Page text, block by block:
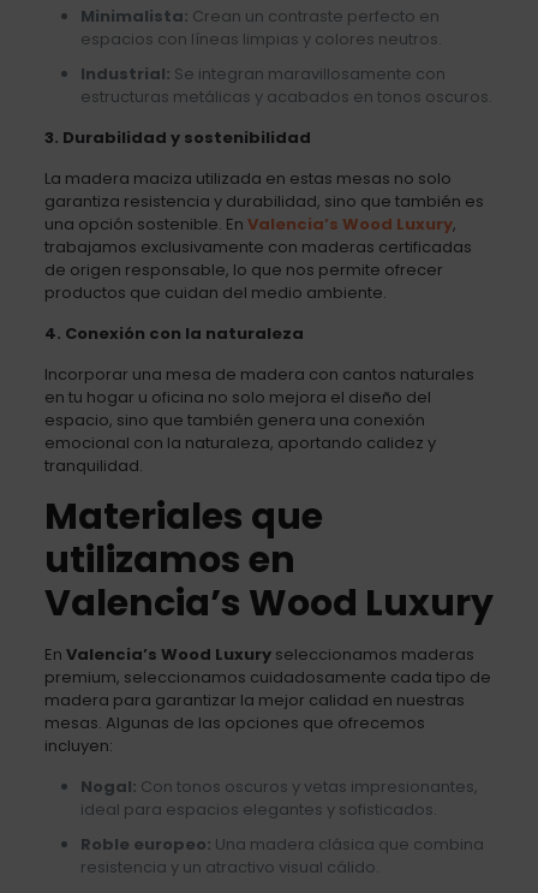
Minimalista: Crean un contraste perfecto en
espacios con líneas limpias y colores neutros.
Industrial: Se integran maravillosamente con
estructuras metálicas y acabados en tonos oscuros.
3. Durabilidad y sostenibilidad
La madera maciza utilizada en estas mesas no solo
garantiza resistencia y durabilidad, sino que también es
una opción sostenible. En Valencia’s Wood Luxury,
trabajamos exclusivamente con maderas certificadas
de origen responsable, lo que nos permite ofrecer
productos que cuidan del medio ambiente.
4. Conexión con la naturaleza
Incorporar una mesa de madera con cantos naturales
en tu hogar u oficina no solo mejora el diseño del
espacio, sino que también genera una conexión
emocional con la naturaleza, aportando calidez y
tranquilidad.
Materiales que
utilizamos en
Valencia’s Wood Luxury
En Valencia’s Wood Luxuryseleccionamos maderas
premium, seleccionamos cuidadosamente cada tipo de
madera para garantizar la mejor calidad en nuestras
mesas. Algunas de las opciones que ofrecemos
incluyen:
Nogal: Con tonos oscuros y vetas impresionantes,
ideal para espacios elegantes y sofisticados.
Roble europeo: Una madera clásica que combina
resistencia y un atractivo visual cálido.